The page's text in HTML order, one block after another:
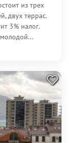
из трех
двух террас.
3% налог.